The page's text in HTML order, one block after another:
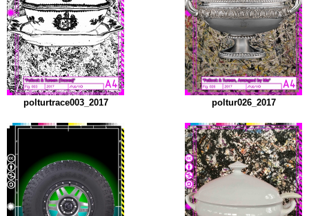
polturtrace003_2017 poltur026_2017